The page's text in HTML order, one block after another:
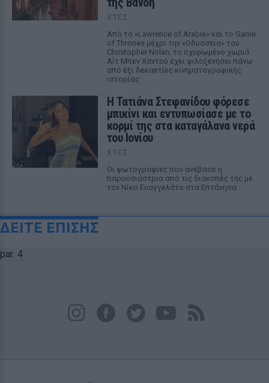
ΧΤΕΣ
Από το «Lawrence of Arabia» και το Game
of Thrones μέχρι την «Οδύσσεια» του
Christopher Nolan, το οχυρωμένο χωριό
Αΐτ Μπεν Χαντού έχει φιλοξενήσει πάνω
από έξι δεκαετίες κινηματογραφικής
ιστορίας
Η Τατιάνα Στεφανίδου φόρεσε
μπικίνι και εντυπωσίασε με το
κορμί της στα καταγάλανα νερά
του Ιονίου
ΧΤΕΣ
Οι φωτογραφίες που ανέβασε η
παρουσιάστρια από τις διακοπές της με
τον Νίκο Ευαγγελάτο στα Επτάνησα
ΔΕΙΤΕ ΕΠΙΣΗΣ
par: 4